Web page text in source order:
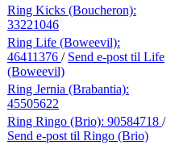
Ring Kicks (Boucheron):
33221046
Ring Life (Boweevil):
46411376 / Send e-post til Life
(Boweevil)
Ring Jernia (Brabantia):
45505622
Ring Ringo (Brio): 90584718 /
Send e-post til Ringo (Brio)